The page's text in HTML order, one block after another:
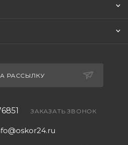
РАССЫЛКУ
ЗАКАЗАТЬ ЗВОНОК